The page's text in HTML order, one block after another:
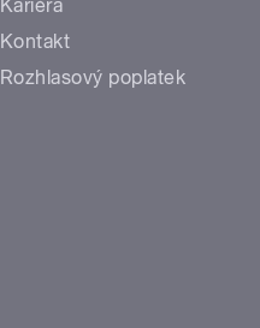
Kariéra
Kontakt
Rozhlasový poplatek